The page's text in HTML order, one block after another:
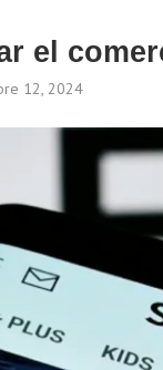
el
12, 2024